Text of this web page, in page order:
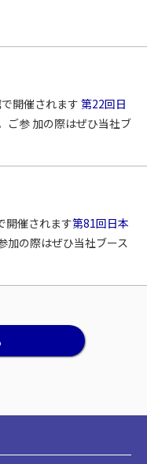
開催されます 第22回日
ご参 加の際はぜひ当社ブ
開催されます第81回日本
加の際はぜひ当社ブース